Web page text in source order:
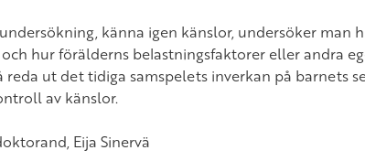
känna igen känslor, undersöker man
hur förälderns belastningsfaktorer eller andra
reda ut det tidiga samspelets inverkan på barnets
av känslor.
Eija Sinervä